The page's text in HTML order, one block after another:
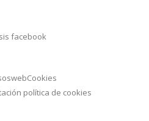
facebook
política de cookies